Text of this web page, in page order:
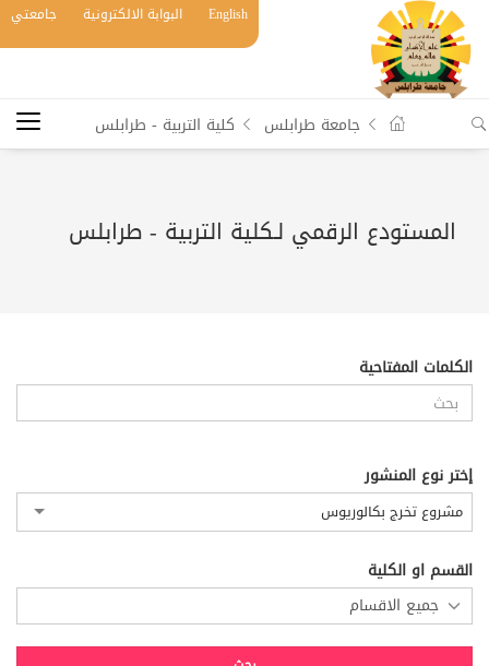
English البوابة الالكترونية جامعتي
جامعة طرابلس كلية التربية - طرابلس
المستودع الرقمي لـكلية التربية - طرابلس
الكلمات المفتاحية
إختر نوع المنشور
مشروع تخرج بكالوريوس
القسم او الكلية